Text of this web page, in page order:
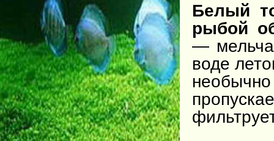
Белый
рыбой
—
воде